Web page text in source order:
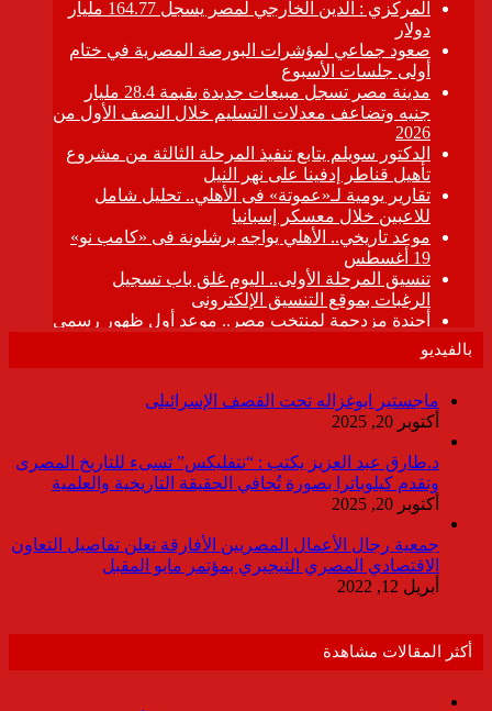
بالفيديو
ماجستير ابوغزاله تحت القصف الإسرائيلى
أكتوبر 20, 2025
د.طارق عبد العزيز يكتب : “نتفليكس” تسىء للتاريخ المصرى
وتقدم كيلوباترا بصورة تُجافي الحقيقة التاريخية والعلمية
أكتوبر 20, 2025
جمعية رجال الأعمال المصريين الأفارقة تعلن تفاصيل التعاون
الاقتصادي المصري النيجيري بمؤتمر مايو المقبل
أبريل 12, 2022
أكثر المقالات مشاهدة